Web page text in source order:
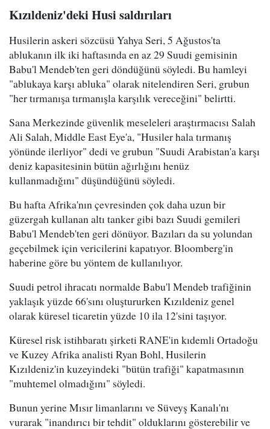
Kızıldeniz'deki Husi saldırıları
Husilerin askeri sözcüsü Yahya Seri, 5 Ağustos'ta
ablukanın ilk iki haftasında en az 29 Suudi gemisinin
Babu'l Mendeb'ten geri döndüğünü söyledi. Bu hamleyi
"ablukaya karşı abluka" olarak nitelendiren Seri, grubun
"her tırmanışa tırmanışla karşılık vereceğini" belirtti.
Sana Merkezinde güvenlik meseleleri araştırmacısı Salah
Ali Salah, Middle East Eye'a, "Husiler hala tırmanış
yönünde ilerliyor" dedi ve grubun "Suudi Arabistan'a karşı
deniz kapasitesinin bütün ağırlığını henüz
kullanmadığını" düşündüğünü söyledi.
Bu hafta Afrika'nın çevresinden çok daha uzun bir
güzergah kullanan altı tanker gibi bazı Suudi gemileri
Babu'l Mendeb'ten geri dönüyor. Bazıları da su yolundan
geçebilmek için vericilerini kapatıyor. Bloomberg'in
haberine göre bu yöntem de kullanılıyor.
Suudi petrol ihracatı normalde Babu'l Mendeb trafiğinin
yaklaşık yüzde 66'sını oluştururken Kızıldeniz genel
olarak küresel ticaretin yüzde 10 ila 12'sini taşıyor.
Küresel risk istihbaratı şirketi RANE'in kıdemli Ortadoğu
ve Kuzey Afrika analisti Ryan Bohl, Husilerin
Kızıldeniz'in kuzeyindeki "bütün trafiği" kapatmasının
"muhtemel olmadığını" söyledi.
Bunun yerine Mısır limanlarını ve Süveyş Kanalı'nı
vurarak "inandırıcı bir tehdit" olduklarını gösterebilir ve